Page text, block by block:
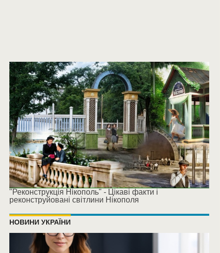
"Реконструкція Нікополь" - Цікаві факти і
реконструйовані світлини Нікополя
НОВИНИ УКРАЇНИ